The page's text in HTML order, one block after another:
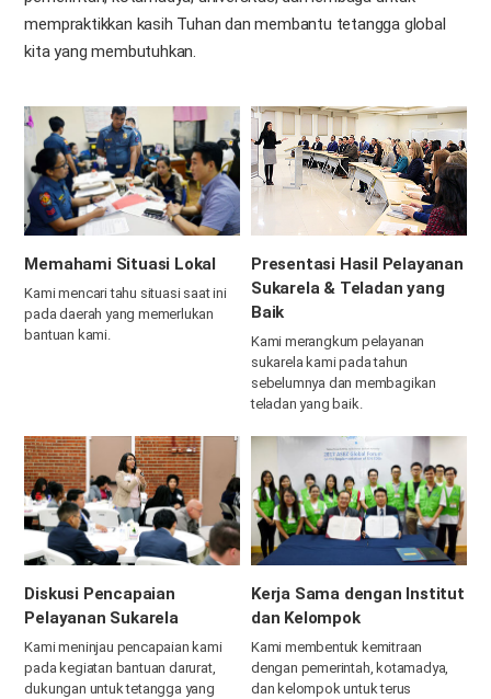
mempraktikkan kasih Tuhan dan membantu tetangga global
kita yang membutuhkan.
Memahami Situasi Lokal
Kami mencari tahu situasi saat ini
pada daerah yang memerlukan
bantuan kami.
Presentasi Hasil Pelayanan
Sukarela & Teladan yang
Baik
Kami merangkum pelayanan
sukarela kami pada tahun
sebelumnya dan membagikan
teladan yang baik.
Diskusi Pencapaian
Pelayanan Sukarela
Kami meninjau pencapaian kami
pada kegiatan bantuan darurat,
dukungan untuk tetangga yang
Kerja Sama dengan Institut
dan Kelompok
Kami membentuk kemitraan
dengan pemerintah, kotamadya,
dan kelompok untuk terus